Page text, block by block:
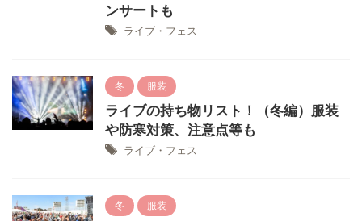
ンサートも
ライブ・フェス
冬 服装
ライブの持ち物リスト！（冬編）服装
や防寒対策、注意点等も
ライブ・フェス
冬 服装